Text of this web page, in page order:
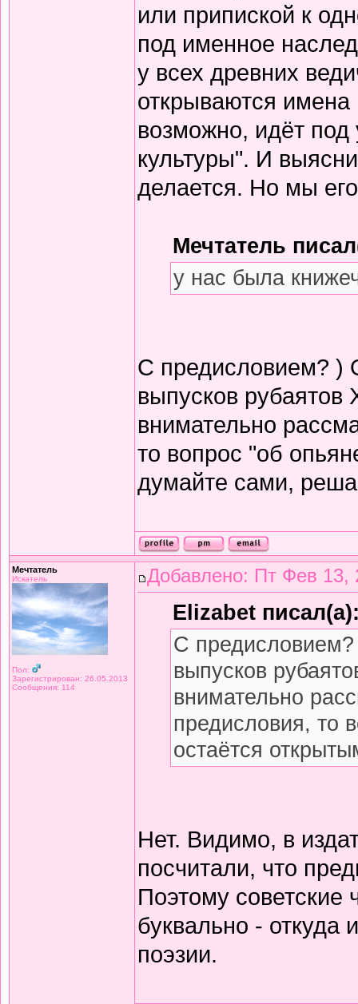
или припиской к
под именное
у всех древних
открываются имена
возможно, идёт под
культуры". И
делается. Но мы
Мечтатель
у нас была
С предисловием? )
выпусков рубаятов
внимательно
то вопрос "об
думайте сами,
Мечтатель
Искатель
Пол:
Зарегистрирован: 26.05.2013
Сообщения: 114
Добавлено: Пт Фев 13,
Elizabet
С
выпусков
внимательно
предисловия, то
остаётся
Нет. Видимо, в
посчитали, что
Поэтому советские
буквально -
поэзии.